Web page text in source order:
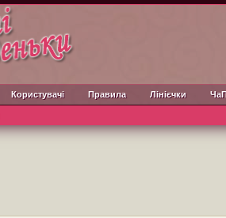
Користувачі Правила Лінієчки